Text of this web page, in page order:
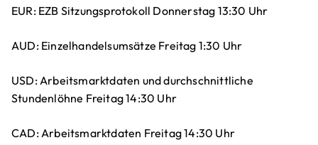
EUR: EZB Sitzungsprotokoll Donnerstag 13:30 Uhr
AUD: Einzelhandelsumsätze Freitag 1:30 Uhr
USD: Arbeitsmarktdaten und durchschnittliche
Stundenlöhne Freitag 14:30 Uhr
CAD: Arbeitsmarktdaten Freitag 14:30 Uhr